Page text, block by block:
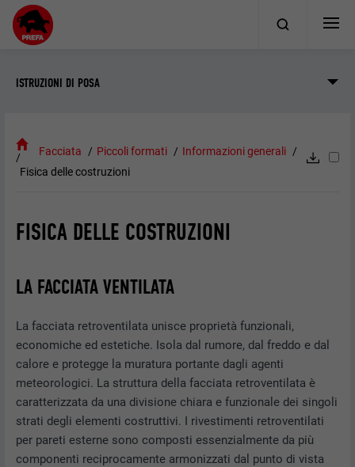
ISTRUZIONI DI POSA
Facciata Piccoli formati
Informazioni generali
Fisica delle costruzioni
FISICA DELLE COSTRUZIONI
LA FACCIATA VENTILATA
La facciata retroventilata unisce proprietà funzionali,
economiche ed estetiche. Isola dal rumore, dal freddo e dal
calore e protegge la muratura portante dagli agenti
meteorologici. La struttura della facciata retroventilata è
caratterizzata da una divisione chiara e funzionale dei singoli
strati degli elementi costruttivi. I rivestimenti retroventilati
per pareti esterne sono composti essenzialmente da più
componenti reciprocamente armonizzati dal punto di vista